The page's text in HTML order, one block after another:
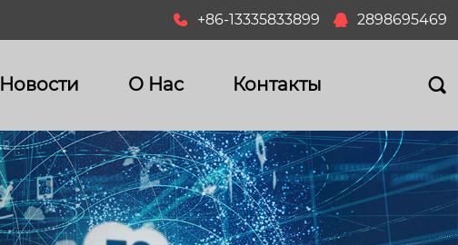
 +86-13335833899  2898695469
Новости О Hас Контакты 